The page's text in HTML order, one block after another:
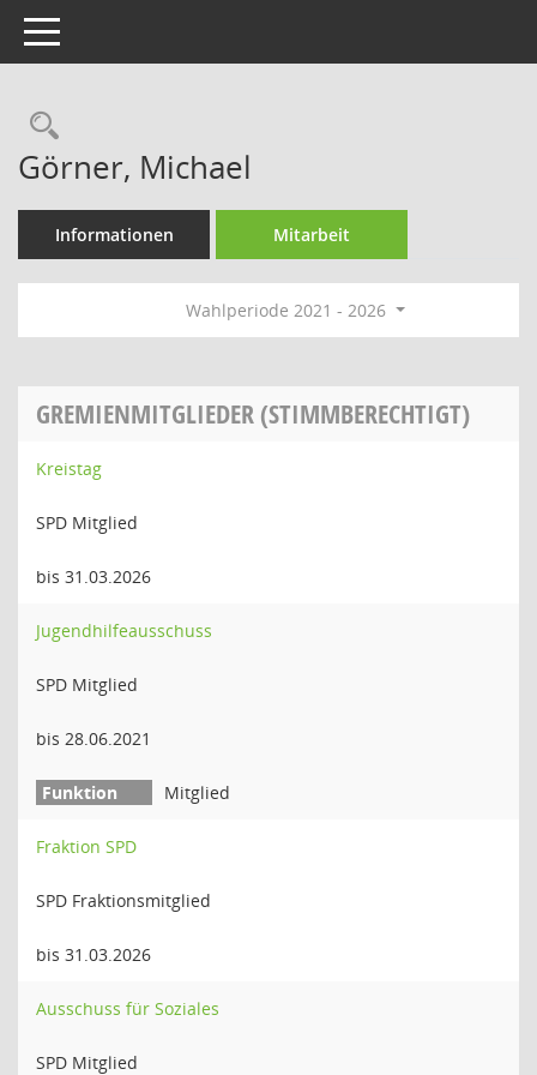
Toggle navigation
Rechercheauswahl
Görner, Michael
Informationen Mitarbeit
Wahlperiode 2021 - 2026
GREMIENMITGLIEDER (STIMMBERECHTIGT)
Kreistag
SPD Mitglied
bis 31.03.2026
Jugendhilfeausschuss
SPD Mitglied
bis 28.06.2021
Mitglied
Fraktion SPD
SPD Fraktionsmitglied
bis 31.03.2026
Ausschuss für Soziales
SPD Mitglied